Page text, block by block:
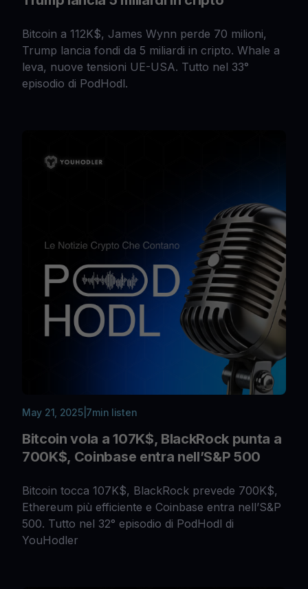
Bitcoin a 112K$, James Wynn perde 70 milioni,
Trump lancia fondi da 5 miliardi in cripto. Whale a
leva, nuove tensioni UE-USA. Tutto nel 33°
episodio di PodHodl.
May 21, 2025| 7min listen
Bitcoin vola a 107K$, BlackRock punta a
700K$, Coinbase entra nell’S&P 500
Bitcoin tocca 107K$, BlackRock prevede 700K$,
Ethereum più efficiente e Coinbase entra nell’S&P
500. Tutto nel 32° episodio di PodHodl di
YouHodler